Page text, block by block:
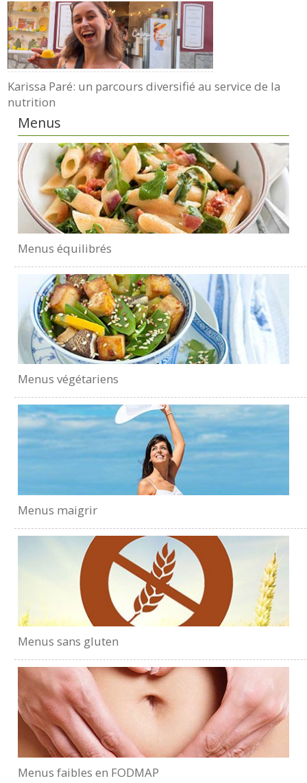
Karissa Paré: un parcours diversifié au service de la
nutrition
Menus
Menus équilibrés
Menus végétariens
Menus maigrir
Menus sans gluten
Menus faibles en FODMAP